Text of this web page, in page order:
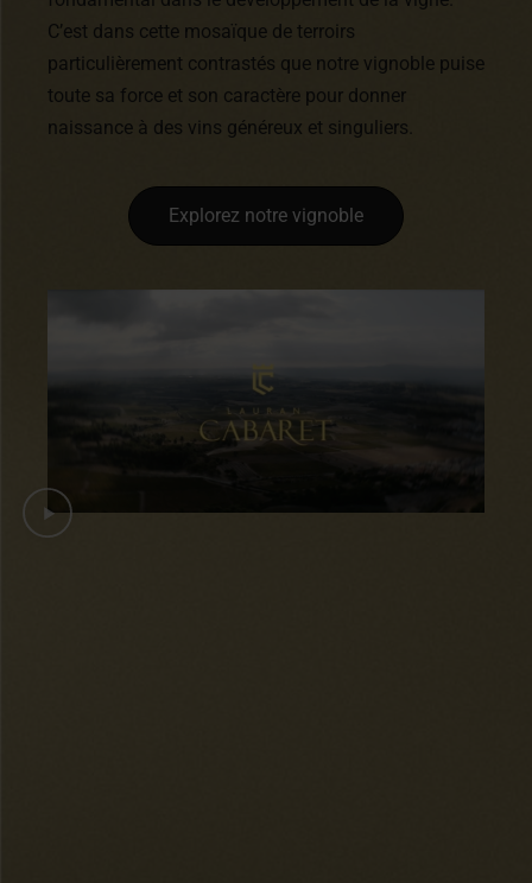
C’est dans cette mosaïque de terroirs
particulièrement contrastés que notre vignoble puise
toute sa force et son caractère pour donner
naissance à des vins généreux et singuliers.
Explorez notre vignoble